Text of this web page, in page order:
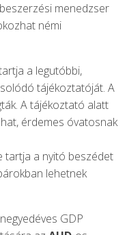
menedzser
némi
a legutóbbi,
tájékoztatóját. A
A tájékoztató alatt
érdemes óvatosnak
tartja a nyitó beszédet
lehetnek
GDP